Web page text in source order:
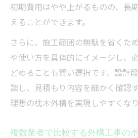
初期費用はやや上がるものの、長
えることができます。
さらに、施工範囲の無駄を省くた
や使い方を具体的にイメージし、
どめることも賢い選択です。設計
談し、見積もり内容を細かく確認
理想の枕木外構を実現しやすくなり
複数業者で比較する外構工事の